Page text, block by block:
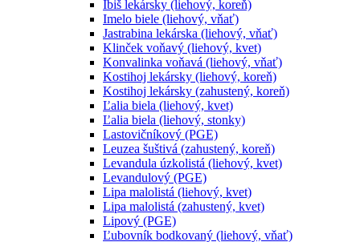
Ibiš lekársky (liehový, koreň)
Imelo biele (liehový, vňať)
Jastrabina lekárska (liehový, vňať)
Klinček voňavý (liehový, kvet)
Konvalinka voňavá (liehový, vňať)
Kostihoj lekársky (liehový, koreň)
Kostihoj lekársky (zahustený, koreň)
Ľalia biela (liehový, kvet)
Ľalia biela (liehový, stonky)
Lastovičníkový (PGE)
Leuzea šuštivá (zahustený, koreň)
Levandula úzkolistá (liehový, kvet)
Levandulový (PGE)
Lipa malolistá (liehový, kvet)
Lipa malolistá (zahustený, kvet)
Lipový (PGE)
Ľubovník bodkovaný (liehový, vňať)